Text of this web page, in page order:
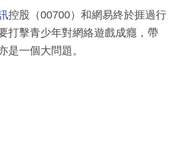
控股（00700）和網易終於捱過行
打擊青少年對網絡遊戲成癮，帶
一個大問題。